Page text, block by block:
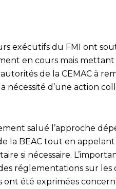
exécutifs du FMI ont
en cours mais
de la CEMAC à
nécessité d’une action
salué l’approche
la BEAC tout en
si nécessaire.
réglementations sur les
été exprimées